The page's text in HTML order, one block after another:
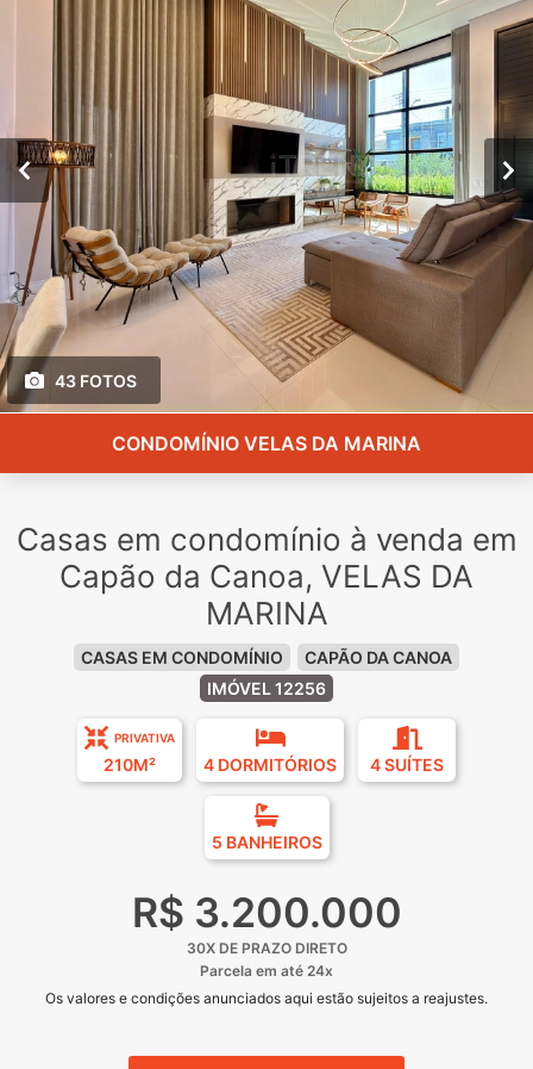
43 FOTOS
CONDOMÍNIO VELAS DA MARINA
Casas em condomínio à venda em
Capão da Canoa, VELAS DA
MARINA
CASAS EM CONDOMÍNIO
CAPÃO DA CANOA
IMÓVEL 12256
PRIVATIVA
210M² 4 DORMITÓRIOS 4 SUÍTES
5 BANHEIROS
R$ 3.200.000
30X DE PRAZO DIRETO
Parcela em até 24x
Os valores e condições anunciados aqui estão sujeitos a reajustes.